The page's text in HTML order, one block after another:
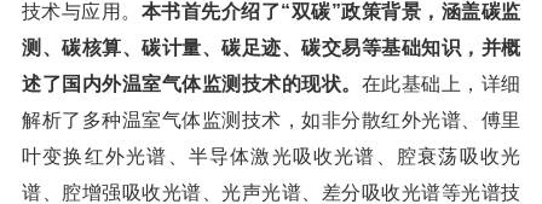
技术与应用。 本书首先介绍了“双碳”政策背景，涵盖碳监
测、碳核算、碳计量、碳足迹、碳交易等基础知识，并概
述了国内外温室气体监测技术的现状。 在此基础上，详细
解析了多种温室气体监测技术，如非分散红外光谱、傅里
叶变换红外光谱、半导体激光吸收光谱、腔衰荡吸收光
谱、腔增强吸收光谱、光声光谱、差分吸收光谱等光谱技